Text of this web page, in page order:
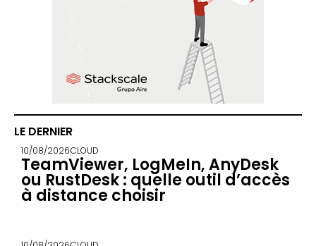
LE DERNIER
10/08/2026CLOUD
TeamViewer, LogMeIn, AnyDesk
ou RustDesk : quelle outil d’accès
à distance choisir